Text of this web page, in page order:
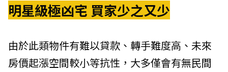
明星級極凶宅 買家少之又少
由於此類物件有難以貸款、轉手難度高、未來
房價起漲空間較小等抗性，大多僅會有無民間